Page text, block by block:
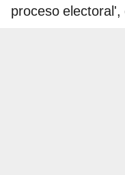
proceso electoral',